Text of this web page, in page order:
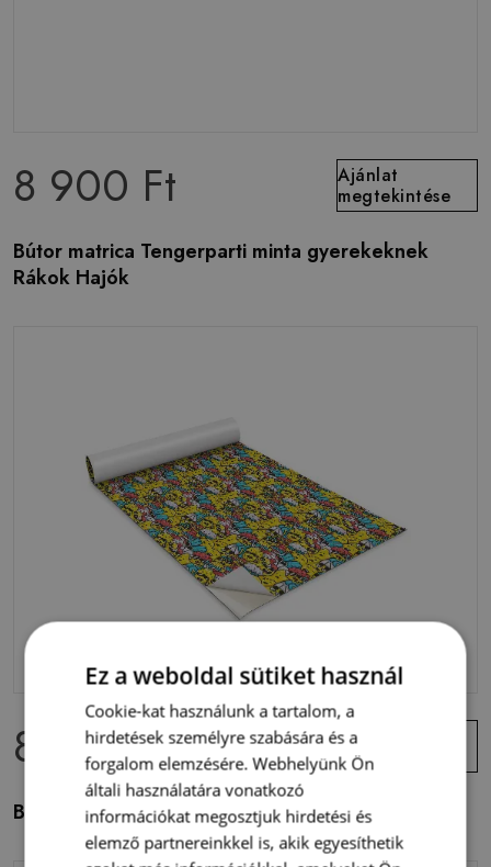
8 900 Ft
Ajánlat
megtekintése
Bútor matrica Tengerparti minta gyerekeknek
Rákok Hajók
8 900 Ft
Ajánlat
megtekintése
Bútor matrica Sárga lények
Ez a weboldal sütiket használ
Cookie-kat használunk a tartalom, a
hirdetések személyre szabására és a
forgalom elemzésére. Webhelyünk Ön
általi használatára vonatkozó
információkat megosztjuk hirdetési és
elemző partnereinkkel is, akik egyesíthetik